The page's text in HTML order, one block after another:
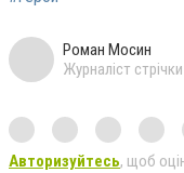
Роман Мосин
Журналіст
Авторизуйтесь, щоб